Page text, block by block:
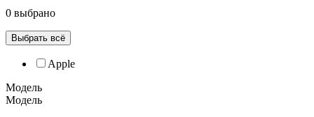
0 выбрано
Выбрать всё
Apple
Модель
Модель